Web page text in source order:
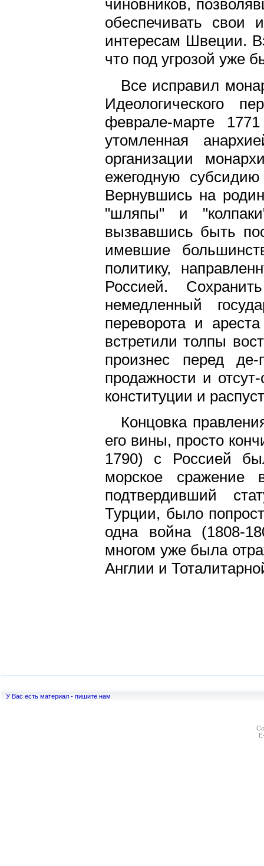
чиновников,
обеспечивать
интересам Швеции.
что под угрозой уже
Все исправил
Идеологического
феврале-марте
утомленная
организации
ежегодную
Вернувшись на
"шляпы" и
вызвавшись быть
имевшие
политику,
Россией.
немедленный
переворота и
встретили толпы
произнес перед
продажности и
конституции и
Концовка
его вины, просто
1790) с Россией
морское
подтвердивший
Турции, было
одна война (1808-
многом уже была
Англии и
У Вас есть материал - пишите нам